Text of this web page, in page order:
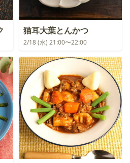
猫耳大葉とんかつ
2/18 (水) 21:00〜22:00